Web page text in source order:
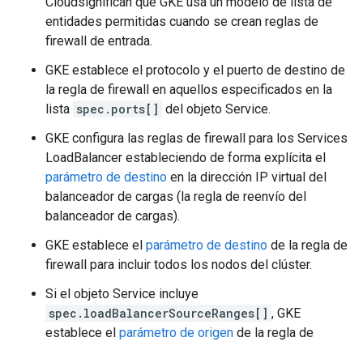
entidades permitidas cuando se crean reglas de
firewall de entrada.
GKE establece el protocolo y el puerto de destino de
la regla de firewall en aquellos especificados en la
lista spec.ports[] del objeto Service.
GKE configura las reglas de firewall para los Services
LoadBalancer estableciendo de forma explícita el
parámetro de destino en la dirección IP virtual del
balanceador de cargas (la regla de reenvío del
balanceador de cargas).
GKE establece el parámetro de destino de la regla de
firewall para incluir todos los nodos del clúster.
Si el objeto Service incluye
spec.loadBalancerSourceRanges[] , GKE
establece el parámetro de origen de la regla de